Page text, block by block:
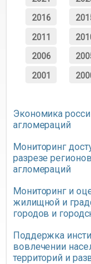
2016
2011
2006
2001
Экономика
агломераций
Мониторинг
разрезе
агломераций
Мониторинг и
жилищной и
городов и
Поддержка
вовлечении
территорий и